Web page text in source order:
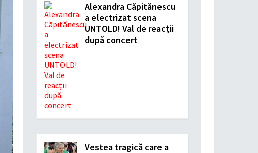
Alexandra Căpitănescu
a electrizat scena
UNTOLD! Val de reacții
după concert
Vestea tragică care a